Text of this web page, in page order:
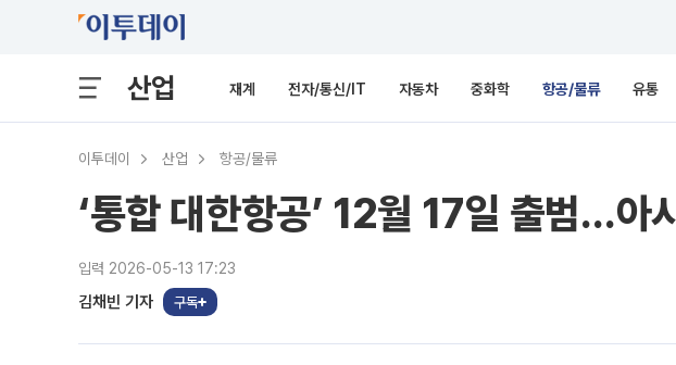
산업 재계 전자/통신/IT 자동차 중화학 항공/물류 유통
이투데이 산업 항공/물류
‘통합 대한항공’ 12월 17일 출범…아
입력 2026-05-13 17:23
김채빈 기자 구독